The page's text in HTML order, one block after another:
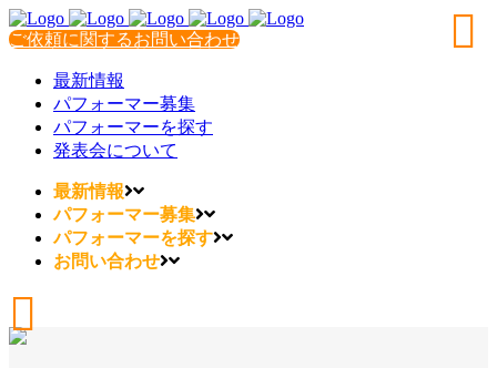
ご依頼に関するお問い合わせ
最新情報
パフォーマー募集
パフォーマーを探す
発表会について
最新情報
パフォーマー募集
パフォーマーを探す
お問い合わせ